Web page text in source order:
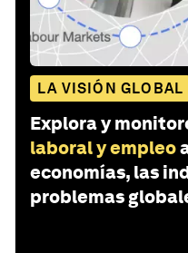
LA VISIÓN GLOBAL
Explora y
laboral y empleo
economías, las
problemas